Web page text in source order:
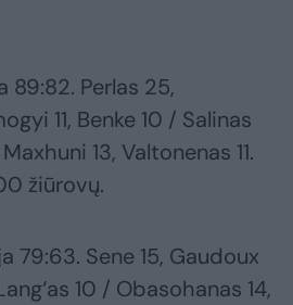
89:82. Perlas 25,
11, Benke 10 / Salinas
13, Valtonenas 11.
žiūrovų.
79:63. Sene 15, Gaudoux
10 / Obasohanas 14,